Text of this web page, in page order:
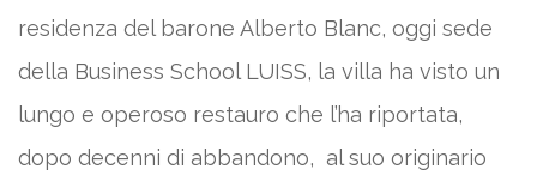
residenza del barone Alberto Blanc, oggi sede
della Business School LUISS, la villa ha visto un
lungo e operoso restauro che l’ha riportata,
dopo decenni di abbandono, al suo originario